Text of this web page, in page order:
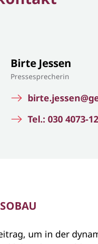
Birte Jessen
Pressesprecherin
Tel.: 030 4073-
um in der